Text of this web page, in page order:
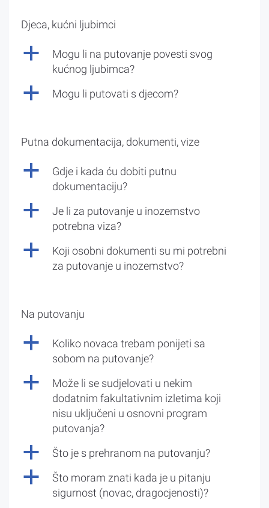
Djeca, kućni ljubimci
a
Mogu li na putovanje povesti svog
kućnog ljubimca?
a Mogu li putovati s djecom?
Putna dokumentacija, dokumenti, vize
a
Gdje i kada ću dobiti putnu
dokumentaciju?
a
Je li za putovanje u inozemstvo
potrebna viza?
a
Koji osobni dokumenti su mi potrebni
za putovanje u inozemstvo?
Na putovanju
a
Koliko novaca trebam ponijeti sa
sobom na putovanje?
a
Može li se sudjelovati u nekim
dodatnim fakultativnim izletima koji
nisu uključeni u osnovni program
putovanja?
a Što je s prehranom na putovanju?
a
Što moram znati kada je u pitanju
sigurnost (novac, dragocjenosti)?